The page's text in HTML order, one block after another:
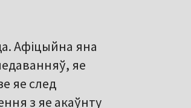
Афіцыйна яна
яе
яе след
з яе акаўнту